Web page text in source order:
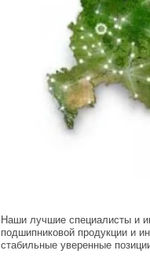
Наши лучшие специалисты и
подшипниковой продукции и
стабильные уверенные